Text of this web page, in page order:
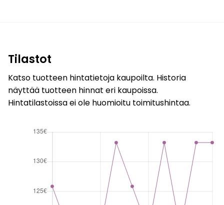
Tilastot
Katso tuotteen hintatietoja kaupoilta. Historia
näyttää tuotteen hinnat eri kaupoissa.
Hintatilastoissa ei ole huomioitu toimitushintaa.